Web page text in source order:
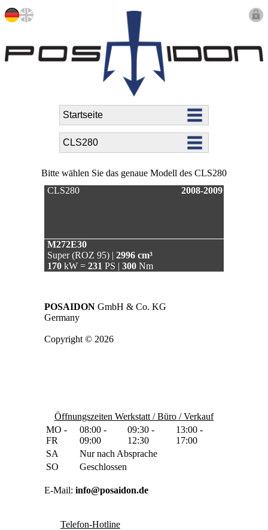
Bitte wählen Sie das genaue Modell des CLS280
2008-2009
CLS280
M272E30
Super (ROZ 95) | 2996 cm³
170 kW = 231 PS | 300 Nm
POSAIDON GmbH & Co. KG
Germany
Copyright © 2026
Öffnungszeiten Werkstatt / Büro / Verkauf
MO -
FR
08:00 -
09:00
09:30 -
12:30
13:00 -
17:00
SA
Nur nach Absprache
SO
Geschlossen
E-Mail: info@posaidon.de
Telefon-Hotline